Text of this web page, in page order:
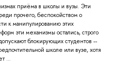
приёма в школы и вузы. Эти
прочего, беспокойством о
к манипулированию этих
эти механизмы остались, строго
блокирующих студентов --
школе или вузе, хотя
...